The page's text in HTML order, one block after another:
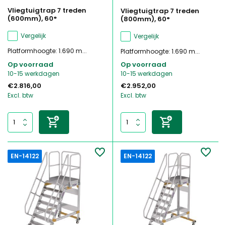
Vliegtuigtrap 7 treden
(600mm), 60°
Vergelijk
Platformhoogte: 1.690 m...
Op voorraad
10-15 werkdagen
€2.816,00
Excl. btw
Vliegtuigtrap 7 treden
(800mm), 60°
Vergelijk
Platformhoogte: 1.690 m...
Op voorraad
10-15 werkdagen
€2.952,00
Excl. btw
EN-14122 EN-14122